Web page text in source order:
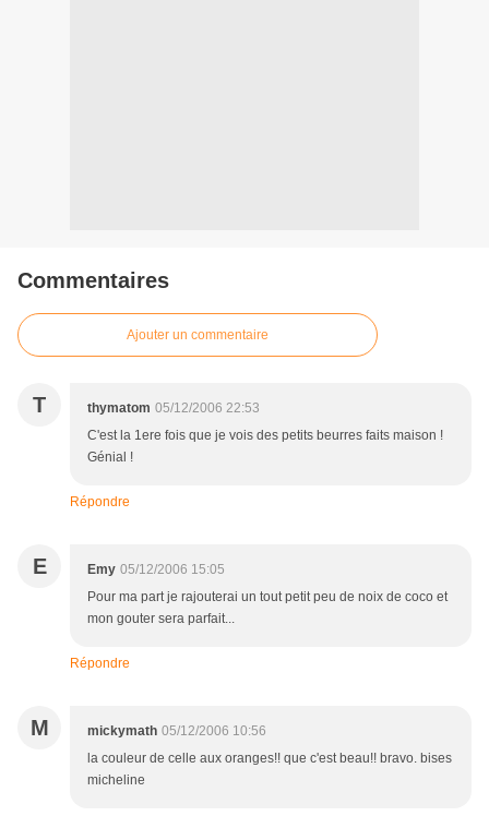
Commentaires
Ajouter un commentaire
T thymatom 05/12/2006 22:53
C'est la 1ere fois que je vois des petits beurres faits maison !
Génial !
Répondre
E Emy 05/12/2006 15:05
Pour ma part je rajouterai un tout petit peu de noix de coco et
mon gouter sera parfait...
Répondre
M mickymath 05/12/2006 10:56
la couleur de celle aux oranges!! que c'est beau!! bravo. bises
micheline